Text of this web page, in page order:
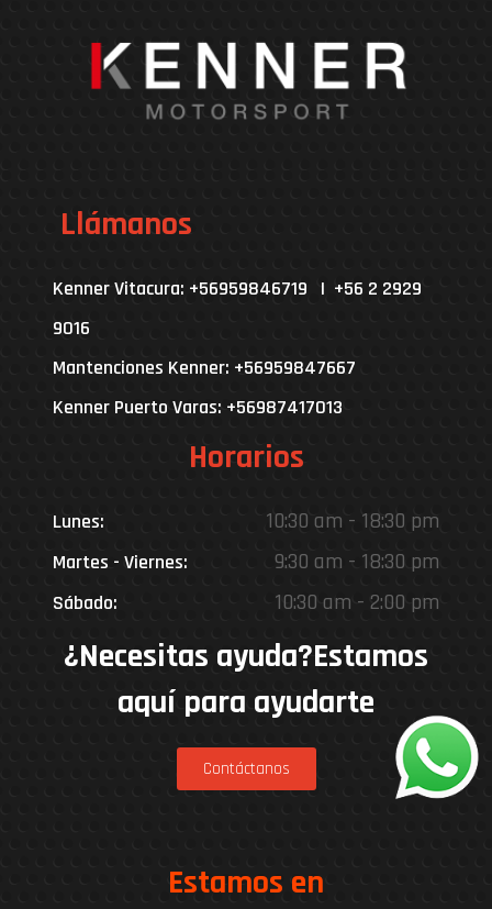
Llámanos
Kenner Vitacura: +56959846719 | +56 2 2929
9016
Mantenciones Kenner: +56959847667
Kenner Puerto Varas: +56987417013
Horarios
Lunes: 10:30 am - 18:30 pm
Martes - Viernes: 9:30 am - 18:30 pm
Sábado: 10:30 am - 2:00 pm
¿Necesitas ayuda?Estamos
aquí para ayudarte
Contáctanos
Estamos en